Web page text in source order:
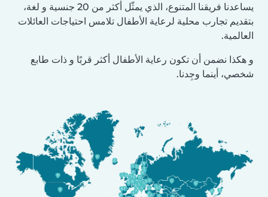
يساعدنا فريقنا المتنوع، الذي يمثّل أكثر من 20 جنسية و لغة،
بتقديم تجارب محلية لرعاية الأطفال تلامس احتياجات العائلات
العالمية.
و هكذا نضمن أن تكون رعاية الأطفال أكثر قربًا و ذات طابع
شخصي، أينما وجِدنا.